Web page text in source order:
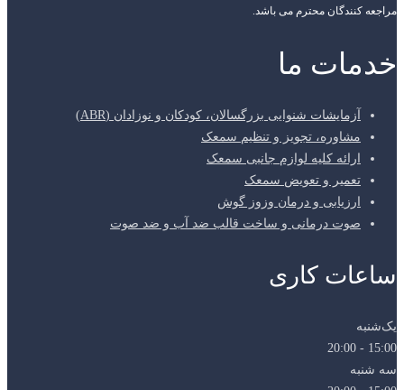
مراجعه کنندگان محترم می باشد.
خدمات ما
آزمایشات شنوایی بزرگسالان، کودکان و نوزادان (ABR)
مشاوره، تجویز و تنظیم سمعک
ارائه کلیه لوازم جانبی سمعک
تعمیر و تعویض سمعک
ارزیابی و درمان وزوز گوش
صوت درمانی و ساخت قالب ضد آب و ضد صوت
ساعات کاری
یک‌شنبه
15:00 - 20:00
سه شنبه